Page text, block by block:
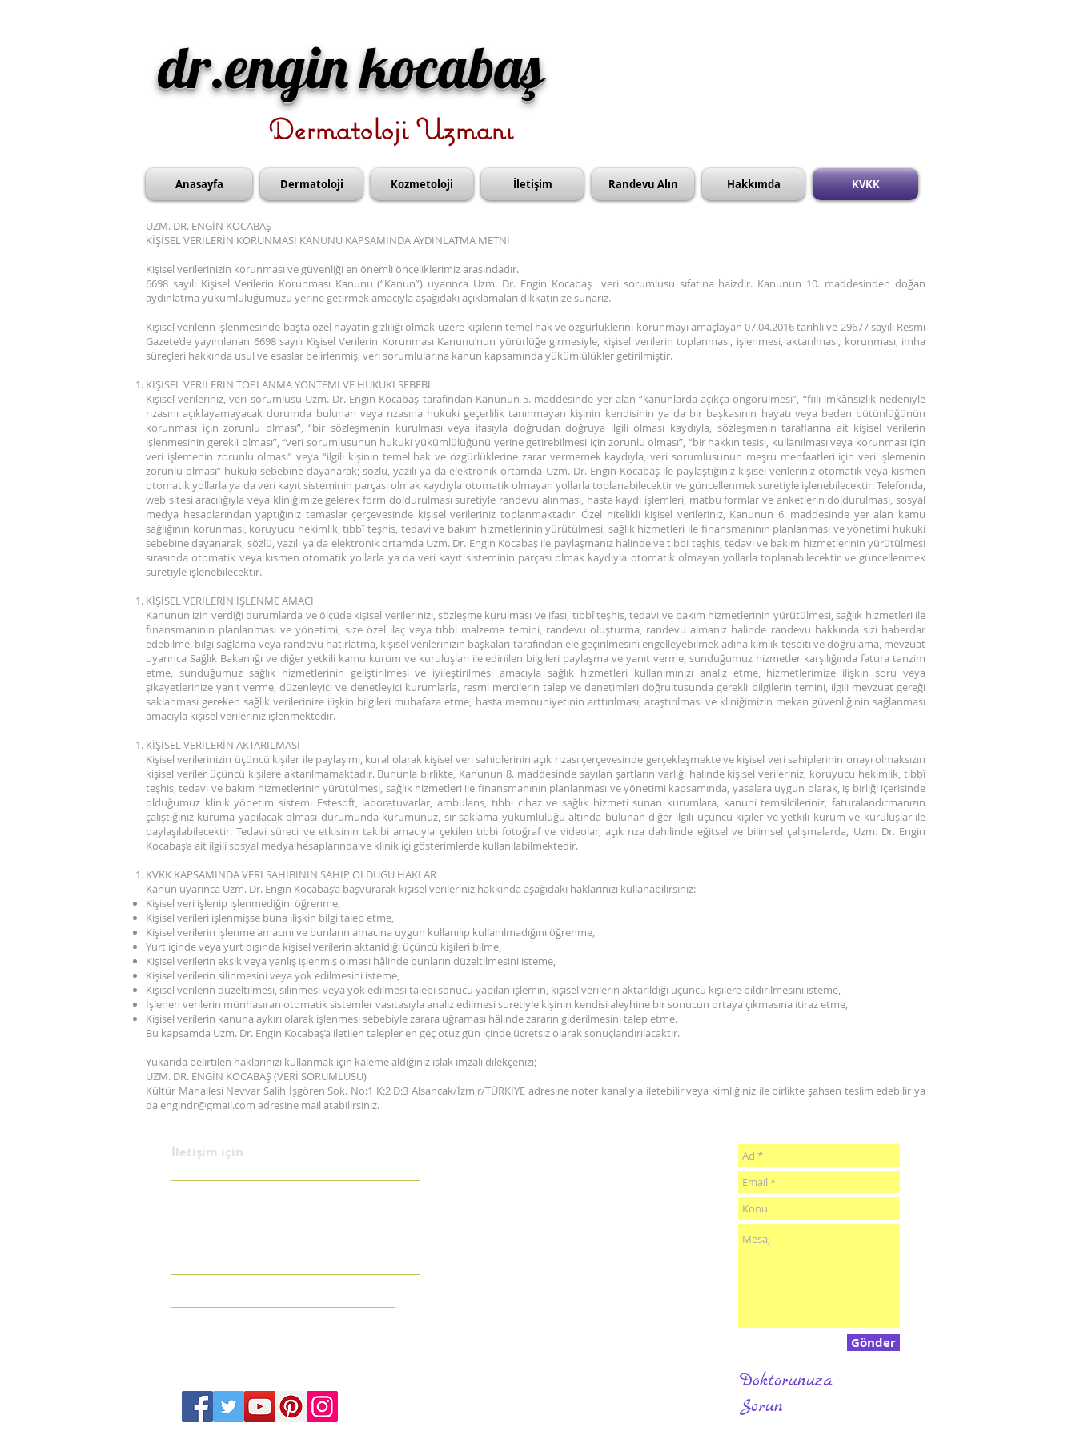
dr.engin kocabaş
Dermatoloji Uzmanı
Anasayfa Dermatoloji Kozmetoloji İletişim Randevu Alın Hakkımda KVKK
UZM. DR. ENGİN KOCABAŞ
KİŞİSEL VERİLERİN KORUNMASI KANUNU KAPSAMINDA AYDINLATMA METNİ
Kişisel verilerinizin korunması ve güvenliği en önemli önceliklerimiz arasındadır.
6698 sayılı Kişisel Verilerin Korunması Kanunu (“Kanun”) uyarınca Uzm. Dr. Engin Kocabaş veri sorumlusu sıfatına haizdir. Kanunun 10. maddesinden doğan
aydınlatma yükümlülüğümüzü yerine getirmek amacıyla aşağıdaki açıklamaları dikkatinize sunarız.
Kişisel verilerin işlenmesinde başta özel hayatın gizliliği olmak üzere kişilerin temel hak ve özgürlüklerini korunmayı amaçlayan 07.04.2016 tarihli ve 29677 sayılı Resmi
Gazete’de yayımlanan 6698 sayılı Kişisel Verilerin Korunması Kanunu’nun yürürlüğe girmesiyle, kişisel verilerin toplanması, işlenmesi, aktarılması, korunması, imha
süreçleri hakkında usul ve esaslar belirlenmiş, veri sorumlularına kanun kapsamında yükümlülükler getirilmiştir.
KİŞİSEL VERİLERİN TOPLANMA YÖNTEMİ VE HUKUKİ SEBEBİ
Kişisel verileriniz, veri sorumlusu Uzm. Dr. Engin Kocabaş tarafından Kanunun 5. maddesinde yer alan “kanunlarda açıkça öngörülmesi”, “fiili imkânsızlık nedeniyle
rızasını açıklayamayacak durumda bulunan veya rızasına hukuki geçerlilik tanınmayan kişinin kendisinin ya da bir başkasının hayatı veya beden bütünlüğünün
korunması için zorunlu olması”, “bir sözleşmenin kurulması veya ifasıyla doğrudan doğruya ilgili olması kaydıyla, sözleşmenin taraflarına ait kişisel verilerin
işlenmesinin gerekli olması”, “veri sorumlusunun hukuki yükümlülüğünü yerine getirebilmesi için zorunlu olması”, “bir hakkın tesisi, kullanılması veya korunması için
veri işlemenin zorunlu olması” veya “ilgili kişinin temel hak ve özgürlüklerine zarar vermemek kaydıyla, veri sorumlusunun meşru menfaatleri için veri işlemenin
zorunlu olması” hukuki sebebine dayanarak; sözlü, yazılı ya da elektronik ortamda Uzm. Dr. Engin Kocabaş ile paylaştığınız kişisel verileriniz otomatik veya kısmen
otomatik yollarla ya da veri kayıt sisteminin parçası olmak kaydıyla otomatik olmayan yollarla toplanabilecektir ve güncellenmek suretiyle işlenebilecektir. Telefonda,
web sitesi aracılığıyla veya kliniğimize gelerek form doldurulması suretiyle randevu alınması, hasta kaydı işlemleri, matbu formlar ve anketlerin doldurulması, sosyal
medya hesaplarından yaptığınız temaslar çerçevesinde kişisel verileriniz toplanmaktadır. Özel nitelikli kişisel verileriniz, Kanunun 6. maddesinde yer alan kamu
sağlığının korunması, koruyucu hekimlik, tıbbî teşhis, tedavi ve bakım hizmetlerinin yürütülmesi, sağlık hizmetleri ile finansmanının planlanması ve yönetimi hukuki
sebebine dayanarak, sözlü, yazılı ya da elektronik ortamda Uzm. Dr. Engin Kocabaş ile paylaşmanız halinde ve tıbbi teşhis, tedavi ve bakım hizmetlerinin yürütülmesi
sırasında otomatik veya kısmen otomatik yollarla ya da veri kayıt sisteminin parçası olmak kaydıyla otomatik olmayan yollarla toplanabilecektir ve güncellenmek
suretiyle işlenebilecektir.
KİŞİSEL VERİLERİN İŞLENME AMACI
Kanunun izin verdiği durumlarda ve ölçüde kişisel verilerinizi, sözleşme kurulması ve ifası, tıbbî teşhis, tedavi ve bakım hizmetlerinin yürütülmesi, sağlık hizmetleri ile
finansmanının planlanması ve yönetimi, size özel ilaç veya tıbbi malzeme temini, randevu oluşturma, randevu almanız halinde randevu hakkında sizi haberdar
edebilme, bilgi sağlama veya randevu hatırlatma, kişisel verilerinizin başkaları tarafından ele geçirilmesini engelleyebilmek adına kimlik tespiti ve doğrulama, mevzuat
uyarınca Sağlık Bakanlığı ve diğer yetkili kamu kurum ve kuruluşları ile edinilen bilgileri paylaşma ve yanıt verme, sunduğumuz hizmetler karşılığında fatura tanzim
etme, sunduğumuz sağlık hizmetlerinin geliştirilmesi ve iyileştirilmesi amacıyla sağlık hizmetleri kullanımınızı analiz etme, hizmetlerimize ilişkin soru veya
şikayetlerinize yanıt verme, düzenleyici ve denetleyici kurumlarla, resmi mercilerin talep ve denetimleri doğrultusunda gerekli bilgilerin temini, ilgili mevzuat gereği
saklanması gereken sağlık verilerinize ilişkin bilgileri muhafaza etme, hasta memnuniyetinin arttırılması, araştırılması ve kliniğimizin mekan güvenliğinin sağlanması
amacıyla kişisel verileriniz işlenmektedir.
KİŞİSEL VERİLERİN AKTARILMASI
Kişisel verilerinizin üçüncü kişiler ile paylaşımı, kural olarak kişisel veri sahiplerinin açık rızası çerçevesinde gerçekleşmekte ve kişisel veri sahiplerinin onayı olmaksızın
kişisel veriler üçüncü kişilere aktarılmamaktadır. Bununla birlikte, Kanunun 8. maddesinde sayılan şartların varlığı halinde kişisel verileriniz, koruyucu hekimlik, tıbbî
teşhis, tedavi ve bakım hizmetlerinin yürütülmesi, sağlık hizmetleri ile finansmanının planlanması ve yönetimi kapsamında, yasalara uygun olarak, iş birliği içerisinde
olduğumuz klinik yönetim sistemi Estesoft, laboratuvarlar, ambulans, tıbbi cihaz ve sağlık hizmeti sunan kurumlara, kanuni temsilcileriniz, faturalandırmanızın
çalıştığınız kuruma yapılacak olması durumunda kurumunuz, sır saklama yükümlülüğü altında bulunan diğer ilgili üçüncü kişiler ve yetkili kurum ve kuruluşlar ile
paylaşılabilecektir. Tedavi süreci ve etkisinin takibi amacıyla çekilen tıbbi fotoğraf ve videolar, açık rıza dahilinde eğitsel ve bilimsel çalışmalarda, Uzm. Dr. Engin
Kocabaş’a ait ilgili sosyal medya hesaplarında ve klinik içi gösterimlerde kullanılabilmektedir.
KVKK KAPSAMINDA VERİ SAHİBİNİN SAHİP OLDUĞU HAKLAR
Kanun uyarınca Uzm. Dr. Engin Kocabaş’a başvurarak kişisel verileriniz hakkında aşağıdaki haklarınızı kullanabilirsiniz:
Kişisel veri işlenip işlenmediğini öğrenme,
Kişisel verileri işlenmişse buna ilişkin bilgi talep etme,
Kişisel verilerin işlenme amacını ve bunların amacına uygun kullanılıp kullanılmadığını öğrenme,
Yurt içinde veya yurt dışında kişisel verilerin aktarıldığı üçüncü kişileri bilme,
Kişisel verilerin eksik veya yanlış işlenmiş olması hâlinde bunların düzeltilmesini isteme,
Kişisel verilerin silinmesini veya yok edilmesini isteme,
Kişisel verilerin düzeltilmesi, silinmesi veya yok edilmesi talebi sonucu yapılan işlemin, kişisel verilerin aktarıldığı üçüncü kişilere bildirilmesini isteme,
İşlenen verilerin münhasıran otomatik sistemler vasıtasıyla analiz edilmesi suretiyle kişinin kendisi aleyhine bir sonucun ortaya çıkmasına itiraz etme,
Kişisel verilerin kanuna aykırı olarak işlenmesi sebebiyle zarara uğraması hâlinde zararın giderilmesini talep etme.
Bu kapsamda Uzm. Dr. Engin Kocabaş’a iletilen talepler en geç otuz gün içinde ücretsiz olarak sonuçlandırılacaktır.
Yukarıda belirtilen haklarınızı kullanmak için kaleme aldığınız ıslak imzalı dilekçenizi;
UZM. DR. ENGİN KOCABAŞ (VERİ SORUMLUSU)
Kültür Mahallesi Nevvar Salih İşgören Sok. No:1 K:2 D:3 Alsancak/İzmir/TÜRKİYE adresine noter kanalıyla iletebilir veya kimliğiniz ile birlikte şahsen teslim edebilir ya
da engindr@gmail.com adresine mail atabilirsiniz.
​​​İletişim için
Gönder
Doktorunuza
Sorun